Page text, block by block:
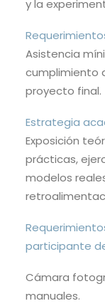
y la
Asistencia
cumplimiento
proyecto final.
Estrategia
Exposición
prácticas,
modelos
participante
Cámara
manuales.